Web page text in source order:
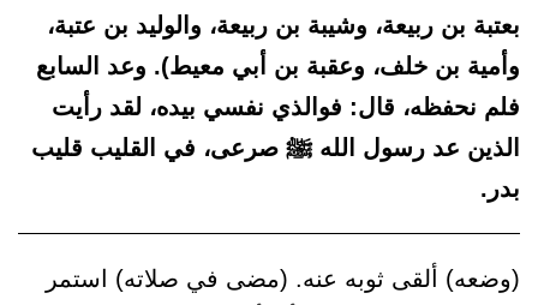
بعتبة بن ربيعة، وشيبة بن ربيعة، والوليد بن عتبة،
وأمية بن خلف، وعقبة بن أبي معيط). وعد السابع
فلم نحفظه، قال: فوالذي نفسي بيده، لقد رأيت
الذين عد رسول الله ﷺ صرعى، في القليب قليب
بدر.
(وضعه) ألقى ثوبه عنه. (مضى في صلاته) استمر